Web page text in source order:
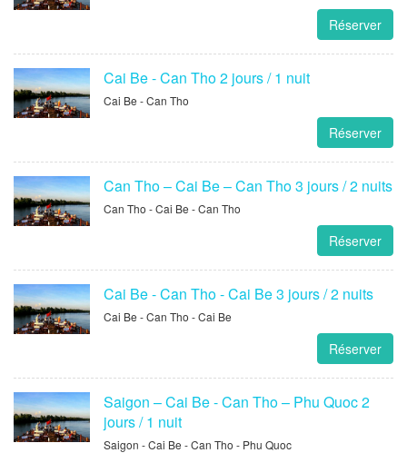
Réserver
Cai Be - Can Tho 2 jours / 1 nuit
Cai Be - Can Tho
Réserver
Can Tho – Cai Be – Can Tho 3 jours / 2 nuits
Can Tho - Cai Be - Can Tho
Réserver
Cai Be - Can Tho - Cai Be 3 jours / 2 nuits
Cai Be - Can Tho - Cai Be
Réserver
Saigon – Cai Be - Can Tho – Phu Quoc 2
jours / 1 nuit
Saigon - Cai Be - Can Tho - Phu Quoc